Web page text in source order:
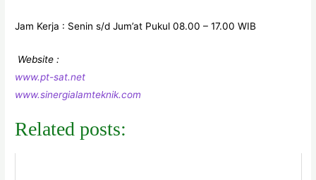
Jam Kerja : Senin s/d Jum’at Pukul 08.00 – 17.00 WIB
Website :
www.pt-sat.net
www.sinergialamteknik.com
Related posts: